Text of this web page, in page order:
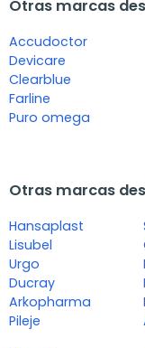
Otras marcas
Accudoctor
Devicare
Clearblue
Farline
Puro omega
Otras marcas
Hansaplast
Lisubel
Urgo
Ducray
Arkopharma
Pileje